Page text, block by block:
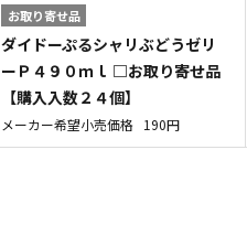
お取り寄せ品
ダイドーぷるシャリぶどうゼリ
ーＰ４９０ｍｌ □お取り寄せ品
【購入入数２４個】
メーカー希望小売価格 190円